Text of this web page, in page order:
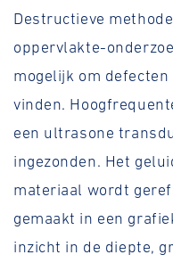
Destructieve
oppervlakte-
mogelijk om
vinden.
een ultrasone
ingezonden. Het
materiaal wordt
gemaakt in een
inzicht in de diepte,